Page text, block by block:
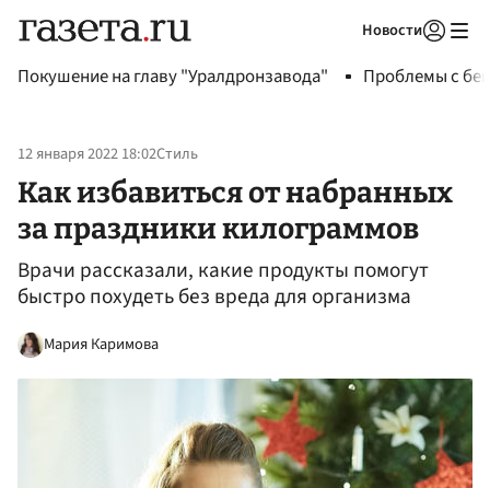
Новости
Покушение на главу "Уралдронзавода" Проблемы с
12 января 2022 18:02Стиль
Как избавиться от набранных
за праздники килограммов
Врачи рассказали, какие продукты помогут
быстро похудеть без вреда для организма
Мария Каримова